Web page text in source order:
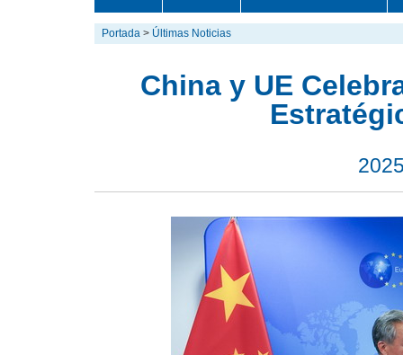
Portada > Últimas Noticias
China y UE